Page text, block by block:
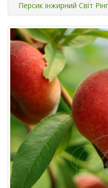
Персик інжирний Світ